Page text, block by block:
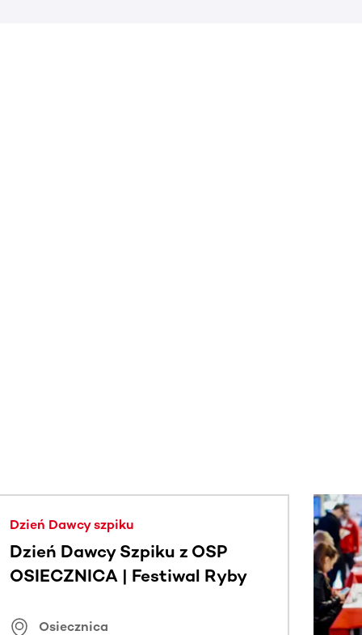
Dzień Dawcy szpiku
Dzień Dawcy Szpiku z OSP
OSIECZNICA | Festiwal Ryby
Osiecznica